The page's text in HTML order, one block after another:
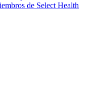
de Select Health